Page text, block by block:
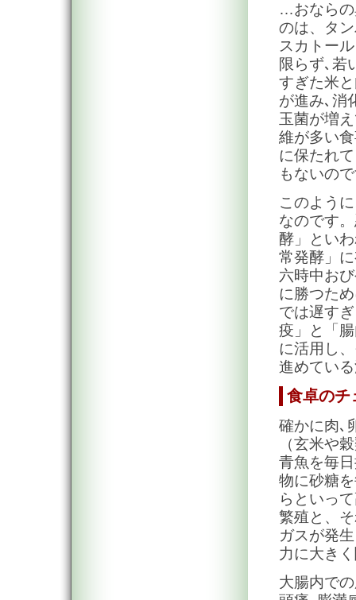
…おならの
のは、タ
スカトー
限らず､若
すぎた米
が進み､消
玉菌が増
維が多い
に保たれ
もないの
このよう
なのです
酵」とい
常発酵」
六時中お
に勝つた
では遅す
疫」と「
に活用し
進めてい
食卓のチ
確かに肉､
（玄米や
青魚を毎
物に砂糖
らといっ
繁殖と、
ガスが発
力に大き
大腸内で